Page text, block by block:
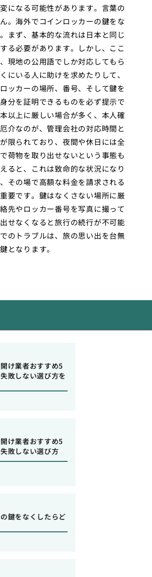
になる可能性があります。言葉の
。海外でコインロッカーの鍵をな
まず、基本的な流れは日本と同じ
る必要があります。しかし、ここ
現地の公用語でしか対応してもら
いる人に助けを求めたりして、
ッカーの場所、番号、そして鍵を
分を証明できるものを必ず提示で
以上に厳しい場合が多く、本人確
介なのが、管理会社の対応時間と
限られており、夜間や休日には全
荷物を取り出せないという事態も
ると、これは致命的な状況になり
その場で高額な料金を請求される
要です。鍵はなくさない場所に厳
先やロッカー番号を写真に撮って
せなくなると旅行の続行が不可能
のトラブルは、旅の思い出を台無
となります。
け業者おすすめ5
敗しない選び方を
け業者おすすめ5
敗しない選び方
鍵をなくしたらど